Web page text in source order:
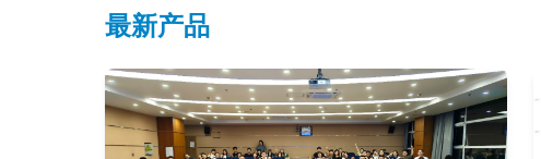
最新产品